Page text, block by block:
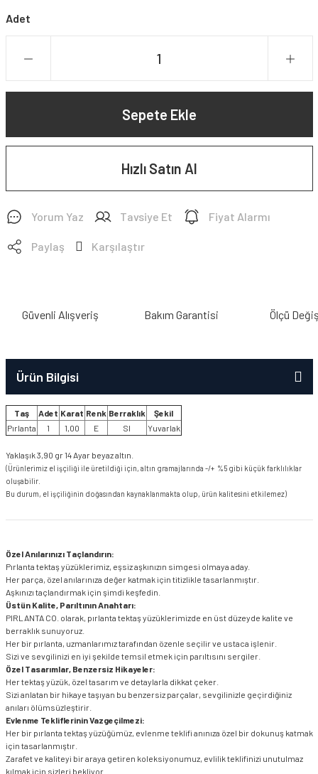
Adet
Sepete Ekle
Hızlı Satın Al
Yorum Yaz Tavsiye Et Fiyat Alarmı
Paylaş Karşılaştır
Güvenli Alışveriş Bakım Garantisi Ölçü
Ürün Bilgisi
Taş Adet Karat Renk Berraklık
Şekil
Pırlanta
1 1,00 E SI Yuvarlak
Yaklaşık 3,90 gr 14 Ayar beyaz altın.
(Ürünlerimiz el işçiliği ile üretildiği için, altın gramajlarında -/+ %5 gibi küçük farklılıklar
oluşabilir.
Bu durum, el işçiliğinin doğasından kaynaklanmakta olup, ürün kalitesini etkilemez)
Özel Anılarınızı Taçlandırın:
Pırlanta tektaş yüzüklerimiz, eşsiz aşkınızın simgesi olmaya aday.
Her parça, özel anılarınıza değer katmak için titizlikle tasarlanmıştır.
Aşkınızı taçlandırmak için şimdi keşfedin.
Üstün Kalite, Parıltının Anahtarı:
PIRLANTA CO. olarak, pırlanta tektaş yüzüklerimizde en üst düzeyde kalite ve
berraklık sunuyoruz.
Her bir pırlanta, uzmanlarımız tarafından özenle seçilir ve ustaca işlenir.
Sizi ve sevgilinizi en iyi şekilde temsil etmek için parıltısını sergiler.
Özel Tasarımlar, Benzersiz Hikayeler:
Her tektaş yüzük, özel tasarım ve detaylarla dikkat çeker.
Sizi anlatan bir hikaye taşıyan bu benzersiz parçalar, sevgilinizle geçirdiğiniz
anıları ölümsüzleştirir.
Evlenme Tekliflerinin Vazgeçilmezi:
Her bir pırlanta tektaş yüzüğümüz, evlenme teklifi anınıza özel bir dokunuş katmak
için tasarlanmıştır.
Zarafet ve kaliteyi bir araya getiren koleksiyonumuz, evlilik teklifinizi unutulmaz
kılmak için sizleri bekliyor.